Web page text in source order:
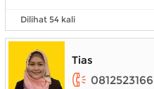
Dilihat 54 kali
Tias